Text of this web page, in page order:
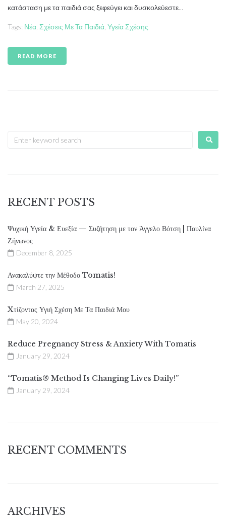
κατάσταση με τα παιδιά σας ξεφεύγει και δυσκολεύεστε...
Tags: Νέα Σχέσεις Με Τα Παιδιά Υγεία Σχέσης
READ MORE
RECENT POSTS
Ψυχική Υγεία & Ευεξία — Συζήτηση με τον Άγγελο Βότση | Παυλίνα
Ζήνωνος
December 8, 2025
Ανακαλύψτε την Μέθοδο Tomatis!
March 27, 2025
Xτίζοντας Υγιή Σχέση Με Τα Παιδιά Μου
May 20, 2024
Reduce Pregnancy Stress & Anxiety With Tomatis
January 29, 2024
“Tomatis® Method Is Changing Lives Daily!”
January 29, 2024
RECENT COMMENTS
ARCHIVES